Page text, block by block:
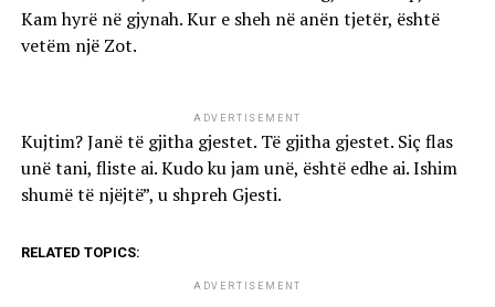
Kam hyrë në gjynah. Kur e sheh në anën tjetër, është
vetëm një Zot.
ADVERTISEMENT
Kujtim? Janë të gjitha gjestet. Të gjitha gjestet. Siç flas
unë tani, fliste ai. Kudo ku jam unë, është edhe ai. Ishim
shumë të njëjtë”, u shpreh Gjesti.
RELATED TOPICS:
ADVERTISEMENT